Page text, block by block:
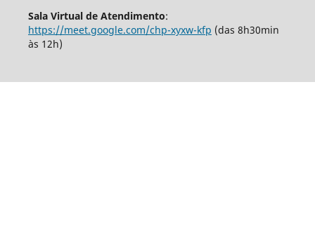
Sala Virtual de Atendimento:
https://meet.google.com/chp-xyxw-kfp (das 8h30min
às 12h)